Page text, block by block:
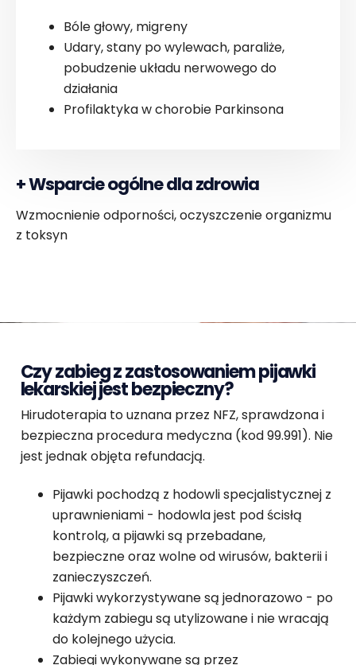
Bóle głowy, migreny
Udary, stany po wylewach, paraliże,
pobudzenie układu nerwowego do
działania
Profilaktyka w chorobie Parkinsona
+Wsparcie ogólne dla zdrowia
Wzmocnienie odporności, oczyszczenie organizmu
z toksyn
Czy zabieg z zastosowaniem pijawki
lekarskiej jest bezpieczny?
Hirudoterapia to uznana przez NFZ, sprawdzona i
bezpieczna procedura medyczna (kod 99.991). Nie
jest jednak objęta refundacją.
Pijawki pochodzą z hodowli specjalistycznej z
uprawnieniami - hodowla jest pod ścisłą
kontrolą, a pijawki są przebadane,
bezpieczne oraz wolne od wirusów, bakterii i
zanieczyszczeń.
Pijawki wykorzystywane są jednorazowo - po
każdym zabiegu są utylizowane i nie wracają
do kolejnego użycia.
Zabiegi wykonywane są przez